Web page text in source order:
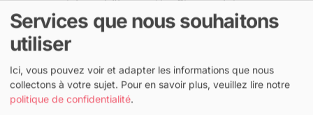
maintenant être copiés. Si un certain
équipement de travail est délivré plusieurs
fois à un employé, un modèle peut être créé
informations spécifiques telles que le numéro
de série doivent être adaptées.
Services que nous souhaitons
utiliser
Ici, vous pouvez voir et adapter les informations que nous
collectons à votre sujet. Pour en savoir plus, veuillez lire notre
politique de confidentialité.